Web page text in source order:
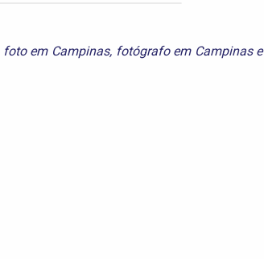
foto em Campinas, fotógrafo em Campinase